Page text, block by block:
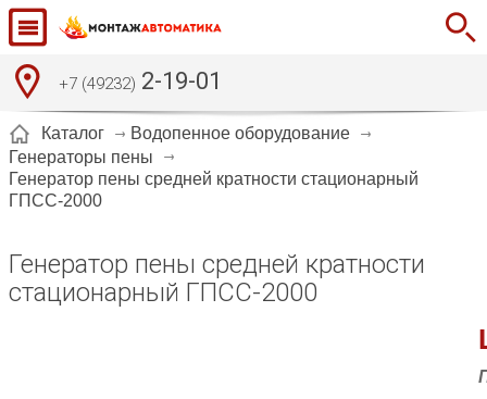
+7 (49232) 2-19-01
Каталог
Водопенное оборудование
Генераторы пены
Генератор пены средней кратности стационарный
ГПСС-2000
Генератор пены средней кратности
стационарный ГПСС-2000